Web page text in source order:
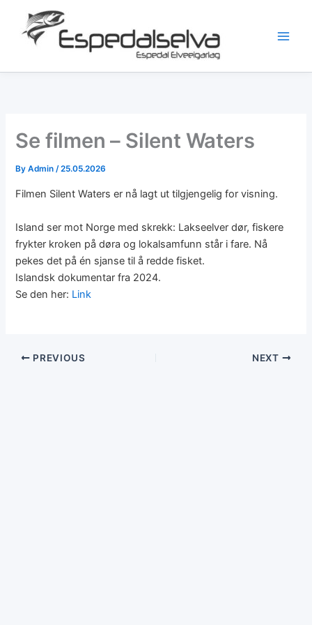
content
Se filmen – Silent Waters
ByAdmin/25.05.2026
Filmen Silent Waters er nå lagt ut tilgjengelig for visning.
Island ser mot Norge med skrekk: Lakseelver dør, fiskere
frykter kroken på døra og lokalsamfunn står i fare. Nå
pekes det på én sjanse til å redde fisket.
Islandsk dokumentar fra 2024.
Se den her: Link
PREVIOUS NEXT